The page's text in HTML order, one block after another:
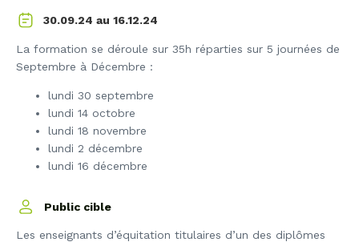
30.09.24 au 16.12.24
La formation se déroule sur 35h réparties sur 5 journées de
Septembre à Décembre :
lundi 30 septembre
lundi 14 octobre
lundi 18 novembre
lundi 2 décembre
lundi 16 décembre
Public cible
Les enseignants d’équitation titulaires d’un des diplômes